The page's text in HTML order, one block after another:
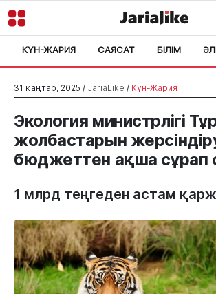
КҮН-ЖАРИЯ САЯСАТ БІЛІМ
31 қаңтар, 2025 / JariaLike / Күн-Жария
Экология министрлігі
жолбастарын
бюджеттен ақша сұрап
1 млрд теңгеден астам